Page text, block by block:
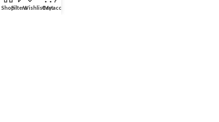
KLANTENSERVICE
ShopFiltersWishlistCart
My account